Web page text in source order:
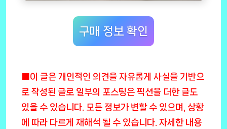
구매 정보 확인
■이 글은 개인적인 의견을 자유롭게 사실을 기반으
로 작성된 글로 일부의 포스팅은 픽션을 더한 글도
있을 수 있습니다. 모든 정보가 변할 수 있으며, 상황
에 따라 다르게 재해석 될 수 있습니다. 자세한 내용